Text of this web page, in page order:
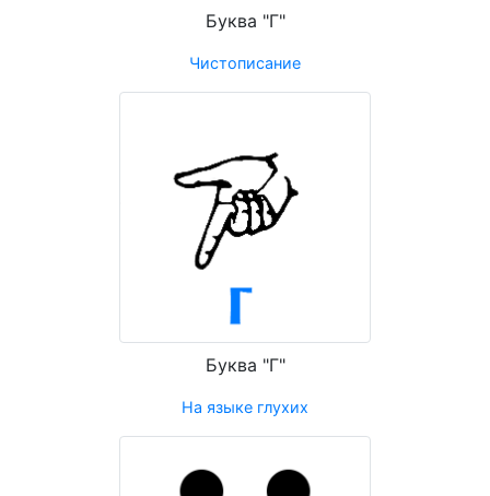
Буква "Г"
Чистописание
Буква "Г"
На языке глухих